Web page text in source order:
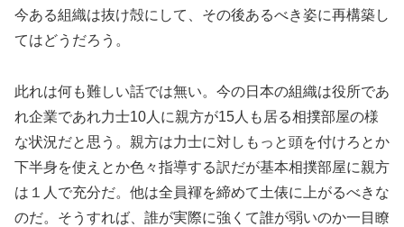
今ある組織は抜け殻にして、その後あるべき姿に再構築し
てはどうだろう。
此れは何も難しい話では無い。今の日本の組織は役所であ
れ企業であれ力士10人に親方が15人も居る相撲部屋の様
な状況だと思う。親方は力士に対しもっと頭を付けろとか
下半身を使えとか色々指導する訳だが基本相撲部屋に親方
は１人で充分だ。他は全員褌を締めて土俵に上がるべきな
のだ。そうすれば、誰が実際に強くて誰が弱いのか一目瞭